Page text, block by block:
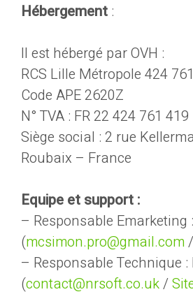
Hébergement :
Il est hébergé par OVH :
RCS Lille Métropole 424
Code APE 2620Z
N° TVA : FR 22 424 761 419
Siège social : 2 rue
Roubaix – France
Equipe et support :
– Responsable Emarketing
(mcsimon.pro@gmail.com /
– Responsable Technique
(contact@nrsoft.co.uk/